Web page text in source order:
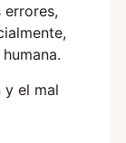
errores,
y el mal